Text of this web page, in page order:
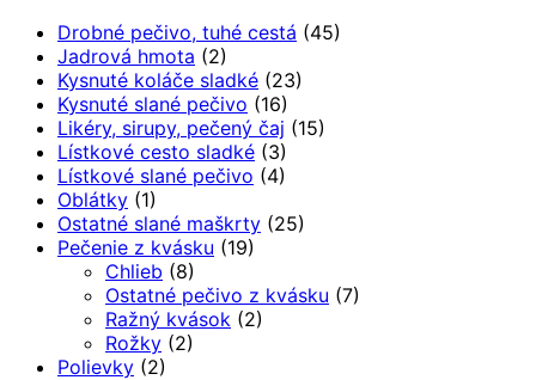
Drobné pečivo, tuhé cestá (45)
Jadrová hmota (2)
Kysnuté koláče sladké (23)
Kysnuté slané pečivo (16)
Likéry, sirupy, pečený čaj (15)
Lístkové cesto sladké (3)
Lístkové slané pečivo (4)
Oblátky (1)
Ostatné slané maškrty (25)
Pečenie z kvásku (19)
Chlieb (8)
Ostatné pečivo z kvásku (7)
Ražný kvások (2)
Rožky (2)
Polievky (2)